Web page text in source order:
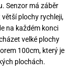
Senzor má záběr
plochy rychleji,
na každém konci
velké plochy
100cm, který je
plochách.